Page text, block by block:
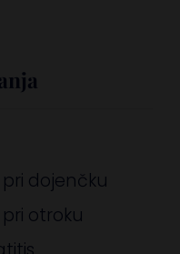
dojenčku
otroku